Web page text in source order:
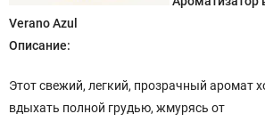
Verano Azul
Описание:
Этот свежий, легкий, прозрачный аромат
вдыхать полной грудью, жмурясь от